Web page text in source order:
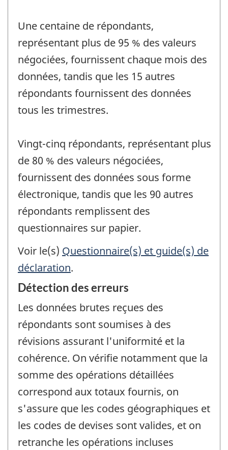
Une centaine de répondants,
représentant plus de 95 % des valeurs
négociées, fournissent chaque mois des
données, tandis que les 15 autres
répondants fournissent des données
tous les trimestres.
Vingt-cinq répondants, représentant plus
de 80 % des valeurs négociées,
fournissent des données sous forme
électronique, tandis que les 90 autres
répondants remplissent des
questionnaires sur papier.
Voir le(s) Questionnaire(s) et guide(s) de
déclaration.
Détection des erreurs
Les données brutes reçues des
répondants sont soumises à des
révisions assurant l'uniformité et la
cohérence. On vérifie notamment que la
somme des opérations détaillées
correspond aux totaux fournis, on
s'assure que les codes géographiques et
les codes de devises sont valides, et on
retranche les opérations incluses